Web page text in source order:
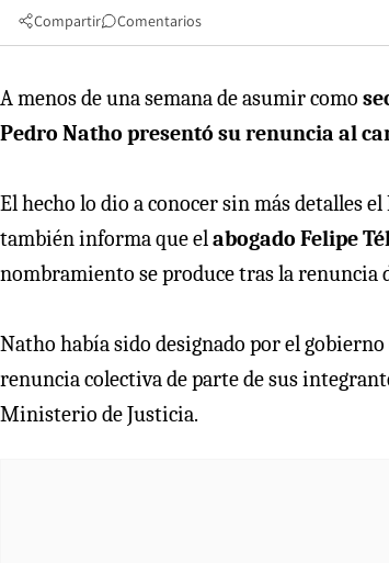
Compartir Comentarios
A menos de una semana de asumir como
Pedro Natho presentó su renuncia al
El hecho lo dio a conocer sin más detalles
también informa que elabogado Felipe
nombramiento se produce tras la renuncia
Natho había sido designado por el
renuncia colectiva de parte de sus
Ministerio de Justicia.